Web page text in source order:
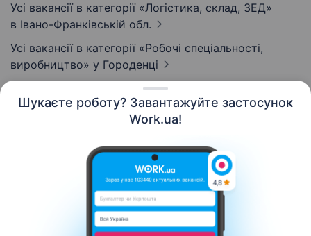
Шукаєте роботу? Завантажуйте застосунок
Work.ua!
Усі вакансії в категорії «Логістика, склад, ЗЕД»
в Івано-Франківській обл.
Усі вакансії в категорії «Робочі спеціальності,
виробництво» у Городенці